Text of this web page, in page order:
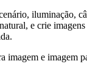
iluminação,
e crie
imagem e imagem